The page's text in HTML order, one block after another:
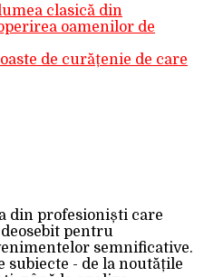
clasică din
oamenilor de
de curățenie de care
din profesioniști care
pentru
semnificative.
subiecte - de la noutățile